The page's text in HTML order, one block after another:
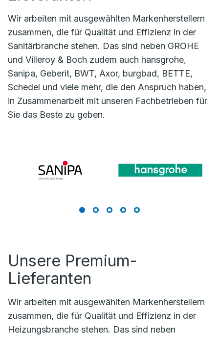
Wir arbeiten mit ausgewählten Markenherstellern
zusammen, die für Qualität und Effizienz in der
Sanitärbranche stehen. Das sind neben GROHE
und Villeroy & Boch zudem auch hansgrohe,
Sanipa, Geberit, BWT, Axor, burgbad, BETTE,
Schedel und viele mehr, die den Anspruch haben,
in Zusammenarbeit mit unseren Fachbetrieben für
Sie das Beste zu geben.
Unsere Premium-
Lieferanten
Wir arbeiten mit ausgewählten Markenherstellern
zusammen, die für Qualität und Effizienz in der
Heizungsbranche stehen. Das sind neben